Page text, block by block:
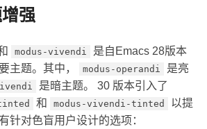
强
modus-vivendi
是自Emacs 28版本
主题。其中，
modus-operandi
是亮
是暗主题。 30 版本引入了
和 modus-vivendi-tinted
以提
针对色盲用户设计的选项：